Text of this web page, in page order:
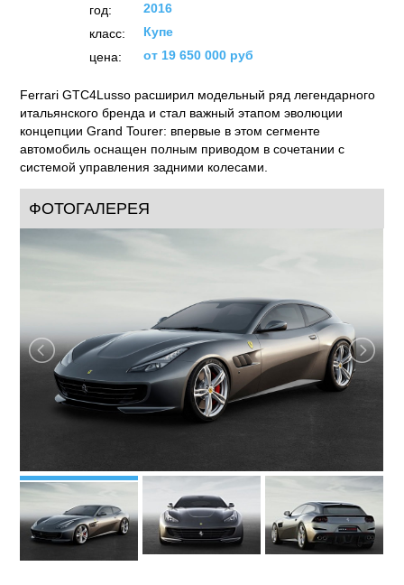
год:
2016
класс:
Купе
цена:
от 19 650 000 руб
Ferrari GTC4Lusso расширил модельный ряд легендарного
итальянского бренда и стал важный этапом эволюции
концепции Grand Tourer: впервые в этом сегменте
автомобиль оснащен полным приводом в сочетании с
системой управления задними колесами.
ФОТОГАЛЕРЕЯ